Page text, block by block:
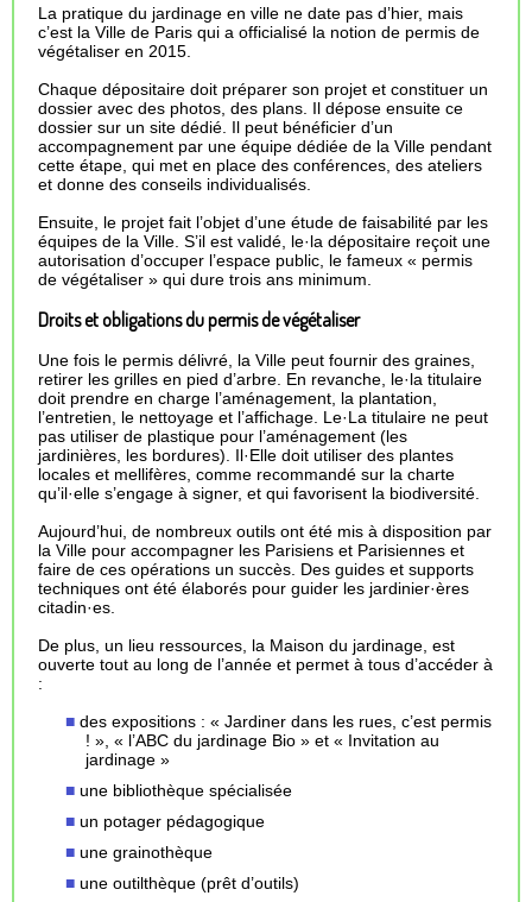
La pratique du jardinage en ville ne date pas d’hier, mais
c’est la Ville de Paris qui a officialisé la notion de permis de
végétaliser en 2015.
Chaque dépositaire doit préparer son projet et constituer un
dossier avec des photos, des plans. Il dépose ensuite ce
dossier sur un site dédié. Il peut bénéficier d’un
accompagnement par une équipe dédiée de la Ville pendant
cette étape, qui met en place des conférences, des ateliers
et donne des conseils individualisés.
Ensuite, le projet fait l’objet d’une étude de faisabilité par les
équipes de la Ville. S’il est validé, le·la dépositaire reçoit une
autorisation d’occuper l’espace public, le fameux « permis
de végétaliser » qui dure trois ans minimum.
Droits et obligations du permis de végétaliser
Une fois le permis délivré, la Ville peut fournir des graines,
retirer les grilles en pied d’arbre. En revanche, le·la titulaire
doit prendre en charge l’aménagement, la plantation,
l’entretien, le nettoyage et l’affichage. Le·La titulaire ne peut
pas utiliser de plastique pour l’aménagement (les
jardinières, les bordures). Il·Elle doit utiliser des plantes
locales et mellifères, comme recommandé sur la charte
qu’il·elle s’engage à signer, et qui favorisent la biodiversité.
Aujourd’hui, de nombreux outils ont été mis à disposition par
la Ville pour accompagner les Parisiens et Parisiennes et
faire de ces opérations un succès. Des guides et supports
techniques ont été élaborés pour guider les jardinier·ères
citadin·es.
De plus, un lieu ressources, la Maison du jardinage, est
ouverte tout au long de l’année et permet à tous d’accéder à
:
des expositions : « Jardiner dans les rues, c’est permis
! », « l’ABC du jardinage Bio » et « Invitation au
jardinage »
une bibliothèque spécialisée
un potager pédagogique
une grainothèque
une outilthèque (prêt d’outils)